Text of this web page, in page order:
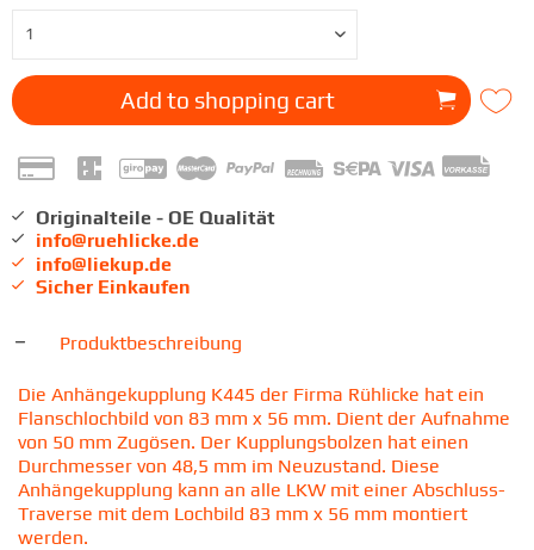
Add to shopping cart
Originalteile - OE Qualität
info@ruehlicke.de
info@liekup.de
Sicher Einkaufen
Produktbeschreibung
Die Anhängekupplung K445 der Firma Rühlicke hat ein
Flanschlochbild von 83 mm x 56 mm. Dient der Aufnahme
von 50 mm Zugösen. Der Kupplungsbolzen hat einen
Durchmesser von 48,5 mm im Neuzustand. Diese
Anhängekupplung kann an alle LKW mit einer Abschluss-
Traverse mit dem Lochbild 83 mm x 56 mm montiert
werden.